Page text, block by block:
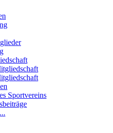
Sportvereins